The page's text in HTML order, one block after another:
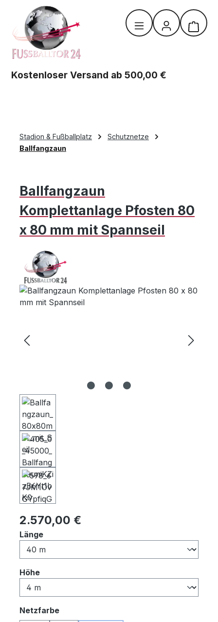
Zum Hauptinhalt springen
Kostenloser Versand ab 500,00 €
Stadion & Fußballplatz
Schutznetze
Ballfangzaun
Ballfangzaun
Komplettanlage Pfosten 80
x 80 mm mit Spannseil
Bildergalerie überspringen
Regulärer Preis:
2.570,00 €
Längeauswählen
Höheauswählen
Netzfarbeauswählen